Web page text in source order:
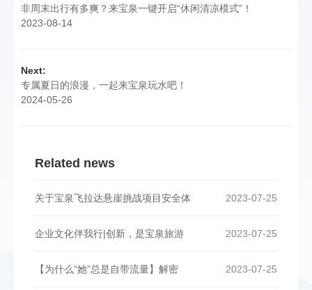
非周末出行有多爽？来宝泉一键开启“休闲清凉模式”！
2023-08-14
Next:
专属夏日的浪漫，一起来宝泉玩水吧！
2024-05-26
Related news
2023-07-25
关于宝泉飞拉达悬崖挑战项目安全体
2023-07-25
企业文化伴我行|创新，是宝泉旅游
2023-07-25
【为什么“她”总是自带流量】解密